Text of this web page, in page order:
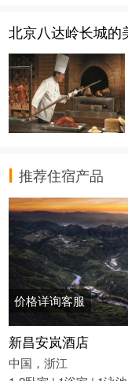
北京八达岭长城的
推荐住宿产品
价格详询客服
新昌安岚酒店
中国，浙江